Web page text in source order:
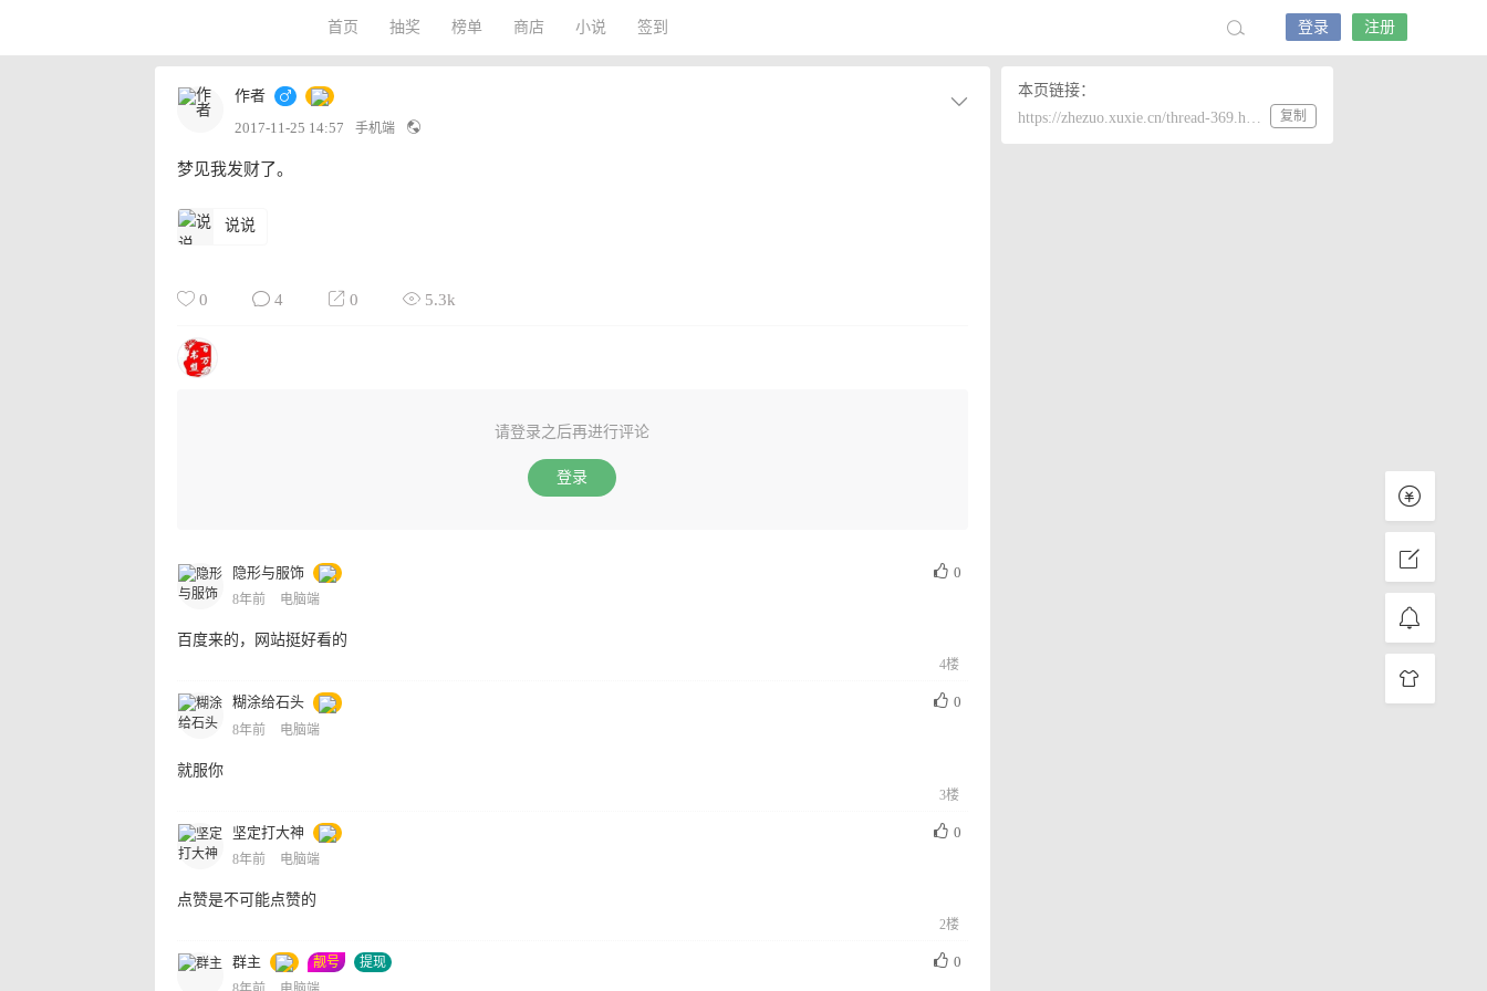
首页 抽奖 榜单 商店 小说 签到 登录 注册
作者
2017-11-25 14:57
手机端
梦见我发财了。
说说
0 4 0 5.3k
请登录之后再进行评论
登录
0
隐形与服饰
8年前 电脑端
百度来的，网站挺好看的
4楼
0
糊涂给石头
8年前 电脑端
就服你
3楼
0
坚定打大神
8年前 电脑端
点赞是不可能点赞的
2楼
0
群主 靓号
提现
本页链接：
https://zhezuo.xuxie.cn/thread-369.htm
复制